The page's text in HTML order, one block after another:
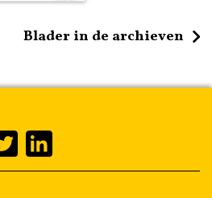
Blader in de archieven